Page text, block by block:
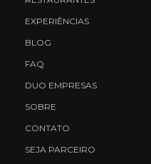
EXPERIÊNCIAS
BLOG
FAQ
DUO EMPRESAS
SOBRE
CONTATO
SEJA PARCEIRO